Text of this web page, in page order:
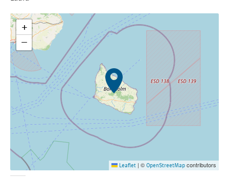
+
−
Leaflet © OpenStreetMap contributors